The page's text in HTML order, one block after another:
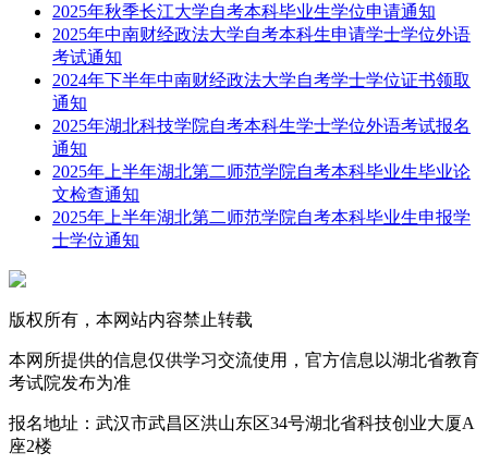
2025年秋季长江大学自考本科毕业生学位申请通知
2025年中南财经政法大学自考本科生申请学士学位外语
考试通知
2024年下半年中南财经政法大学自考学士学位证书领取
通知
2025年湖北科技学院自考本科生学士学位外语考试报名
通知
2025年上半年湖北第二师范学院自考本科毕业生毕业论
文检查通知
2025年上半年湖北第二师范学院自考本科毕业生申报学
士学位通知
版权所有，本网站内容禁止转载
本网所提供的信息仅供学习交流使用，官方信息以湖北省教育
考试院发布为准
报名地址：武汉市武昌区洪山东区34号湖北省科技创业大厦A
座2楼